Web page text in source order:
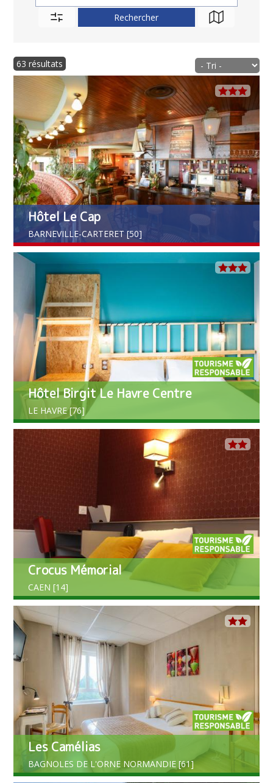
63 résultats
Hôtel Le Cap
BARNEVILLE-CARTERET [50]
Hôtel Birgit Le Havre Centre
LE HAVRE [76]
Crocus Mémorial
CAEN [14]
Les Camélias
BAGNOLES DE L'ORNE NORMANDIE [61]